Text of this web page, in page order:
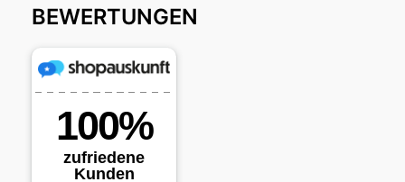
BEWERTUNGEN